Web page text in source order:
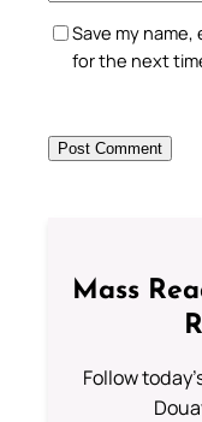
Save my
for the next
Mass
Follow